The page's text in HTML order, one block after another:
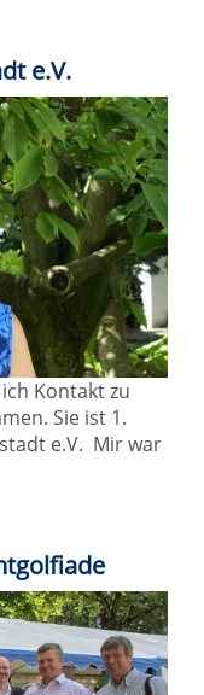
e.V.
Kontakt zu
Sie ist 1.
e.V. Mir war